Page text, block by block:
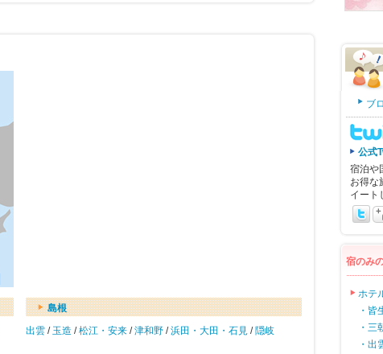
島根
出雲 / 玉造 /松江・安来 /津和野 /浜田・大田・石見 / 隠岐
ブ
公式
宿泊や
お得な
イート
宿のみ
ホテ
・皆
・三
・出